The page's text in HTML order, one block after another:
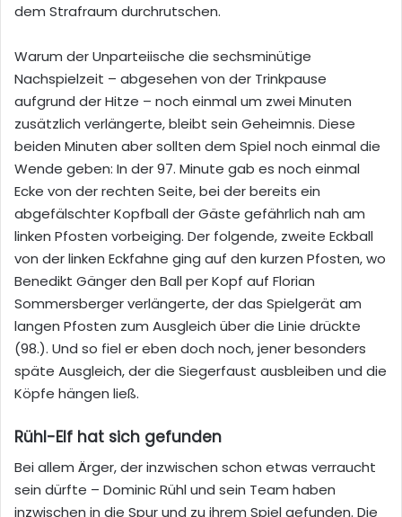
dem Strafraum durchrutschen.
Warum der Unparteiische die sechsminütige
Nachspielzeit – abgesehen von der Trinkpause
aufgrund der Hitze – noch einmal um zwei Minuten
zusätzlich verlängerte, bleibt sein Geheimnis. Diese
beiden Minuten aber sollten dem Spiel noch einmal die
Wende geben: In der 97. Minute gab es noch einmal
Ecke von der rechten Seite, bei der bereits ein
abgefälschter Kopfball der Gäste gefährlich nah am
linken Pfosten vorbeiging. Der folgende, zweite Eckball
von der linken Eckfahne ging auf den kurzen Pfosten, wo
Benedikt Gänger den Ball per Kopf auf Florian
Sommersberger verlängerte, der das Spielgerät am
langen Pfosten zum Ausgleich über die Linie drückte
(98.). Und so fiel er eben doch noch, jener besonders
späte Ausgleich, der die Siegerfaust ausbleiben und die
Köpfe hängen ließ.
Rühl-Elf hat sich gefunden
Bei allem Ärger, der inzwischen schon etwas verraucht
sein dürfte – Dominic Rühl und sein Team haben
inzwischen in die Spur und zu ihrem Spiel gefunden. Die